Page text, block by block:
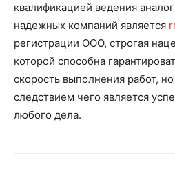
квалификацией ведения
надежных компаний является
регистрации ООО, строгая
которой способна
скорость выполнения работ,
следствием чего является
любого дела.